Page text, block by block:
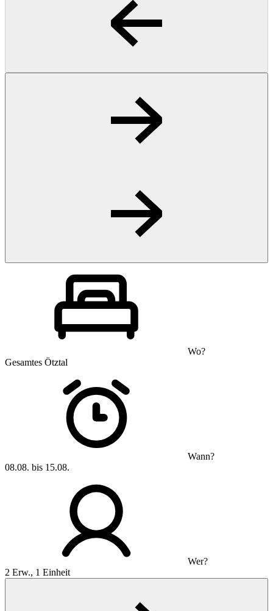
Wo?
Gesamtes Ötztal
Wann?
08.08. bis 15.08.
Wer?
2 Erw., 1 Einheit